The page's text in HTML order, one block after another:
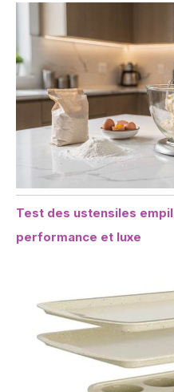
Test des ustensiles
performance et luxe